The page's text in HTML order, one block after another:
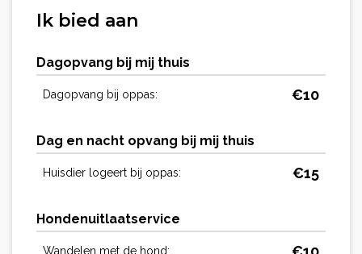
Ik bied aan
Dagopvang bij mij thuis
Dagopvang bij oppas: €10
Dag en nacht opvang bij mij thuis
Huisdier logeert bij oppas: €15
Hondenuitlaatservice
Wandelen met de hond: